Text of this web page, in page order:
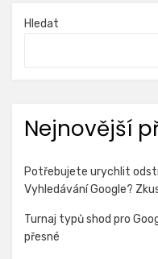
Hledat
Nejnovější
Potřebujete urychlit
Vyhledávání Google?
Turnaj typů shod pro
přesné